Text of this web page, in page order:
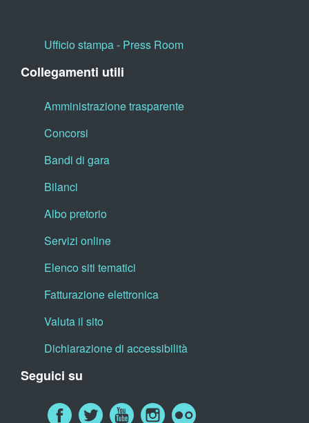
Ufficio stampa - Press Room
Collegamenti utili
Amministrazione trasparente
Concorsi
Bandi di gara
Bilanci
Albo pretorio
Servizi online
Elenco siti tematici
Fatturazione elettronica
Valuta il sito
Dichiarazione di accessibilità
Seguici su